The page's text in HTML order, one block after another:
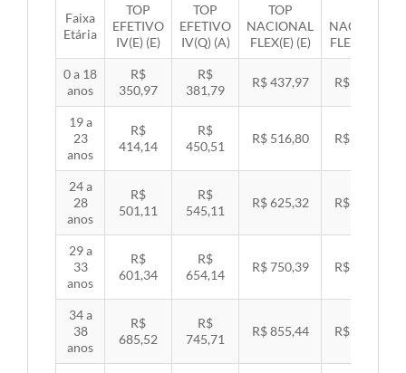
Faixa
Etária
TOP
EFETIVO
IV(E) (E)
TOP
EFETIVO
IV(Q) (A)
TOP
NACIONAL
FLEX(E) (E)
NACIONAL
FLEX(Q) (A)
0 a 18
anos
R$
350,97
R$
381,79
R$ 437,97 R$ 451,33
19 a
23
anos
R$
414,14
R$
450,51
R$ 516,80 R$ 532,57
24 a
28
anos
R$
501,11
R$
545,11
R$ 625,32 R$ 644,40
29 a
33
anos
R$
601,34
R$
654,14
R$ 750,39 R$ 773,29
34 a
38
anos
R$
685,52
R$
745,71
R$ 855,44 R$ 881,54